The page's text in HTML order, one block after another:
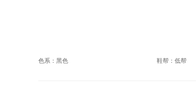
色系：黑色 鞋帮：低帮